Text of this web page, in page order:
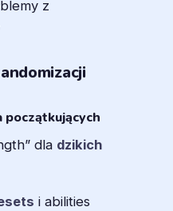
z
dla dzikich
i abilities